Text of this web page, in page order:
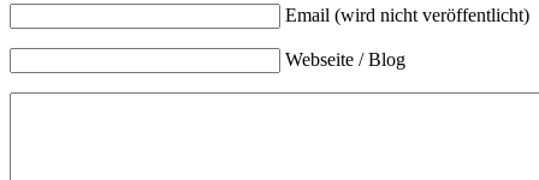
Email (wird nicht veröffentlicht)
Webseite / Blog